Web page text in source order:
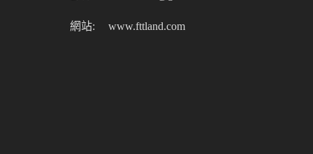
網站: www.fttland.com